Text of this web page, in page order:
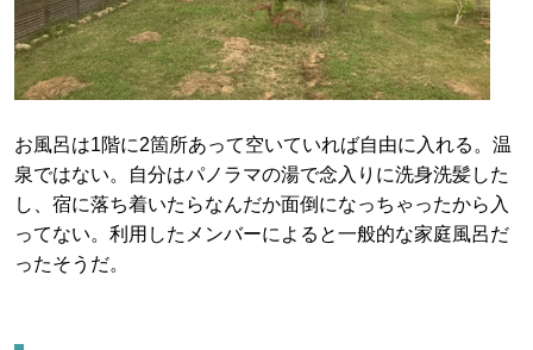
お風呂は1階に2箇所あって空いていれば自由に入れる。温
泉ではない。自分はパノラマの湯で念入りに洗身洗髪した
し、宿に落ち着いたらなんだか面倒になっちゃったから入
ってない。利用したメンバーによると一般的な家庭風呂だ
ったそうだ。